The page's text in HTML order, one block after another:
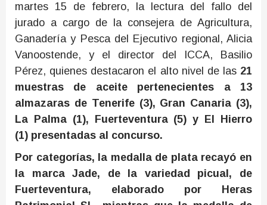
martes 15 de febrero, la lectura del fallo del
jurado a cargo de la consejera de Agricultura,
Ganadería y Pesca del Ejecutivo regional, Alicia
Vanoostende, y el director del ICCA, Basilio
Pérez, quienes destacaron el alto nivel de las 21
muestras de aceite pertenecientes a 13
almazaras de Tenerife (3), Gran Canaria (3),
La Palma (1), Fuerteventura (5) y El Hierro
(1) presentadas al concurso.
Por categorías, la medalla de plata recayó en
la marca Jade, de la variedad picual, de
Fuerteventura, elaborado por Heras